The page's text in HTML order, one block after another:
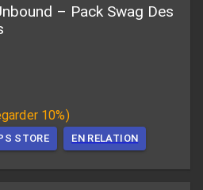
– Pack Swag Des
10%)
STORE EN RELATION